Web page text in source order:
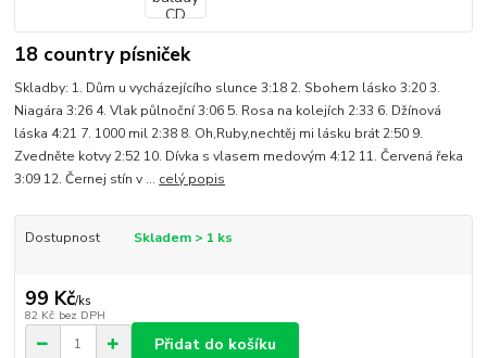
18 country písniček
Skladby: 1. Dům u vycházejícího slunce 3:18 2. Sbohem lásko 3:20 3.
Niagára 3:26 4. Vlak půlnoční 3:06 5. Rosa na kolejích 2:33 6. Džínová
láska 4:21 7. 1000 mil 2:38 8. Oh,Ruby,nechtěj mi lásku brát 2:50 9.
Zvedněte kotvy 2:52 10. Dívka s vlasem medovým 4:12 11. Červená řeka
3:09 12. Černej stín v ... celý popis
Dostupnost Skladem > 1 ks
99 Kč/ks
82 Kč bez DPH
Přidat do košíku